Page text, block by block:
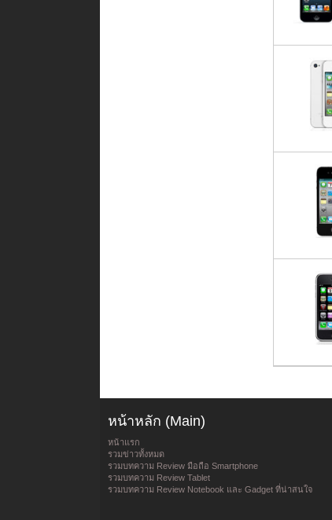
หน้าหลัก (Main)
หน้าแรก
รวมข่าวทั้งหมด
รวมบทความ Review มือถือ Smartphone
รวมบทความ Review Tablet
รวมบทความ Review Notebook และ Gadget ที่น่าสนใจ